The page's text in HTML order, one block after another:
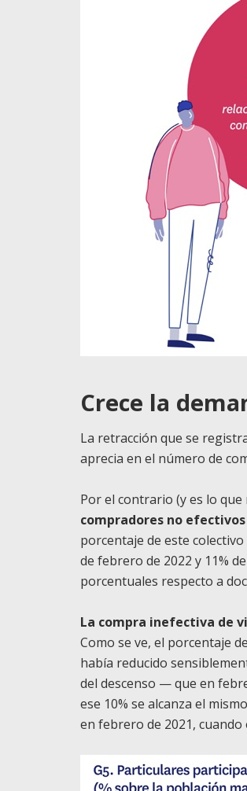
Crece la
La retracción que se
aprecia en el número de
Por el contrario (y es lo
compradores no
porcentaje de este
de febrero de 2022 y 11%
porcentuales respecto a
La compra inefectiva de
Como se ve, el porcentaje
había reducido
del descenso — que en
ese 10% se alcanza el
en febrero de 2021, cuando